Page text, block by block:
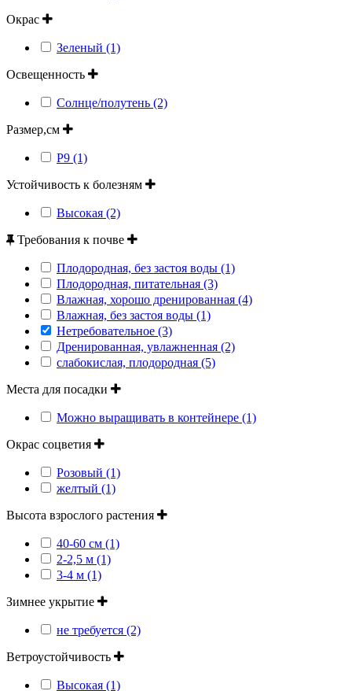
Окрас
Зеленый (1)
Освещенность
Солнце/полутень (2)
Размер,см
Р9 (1)
Устойчивость к болезням
Высокая (2)
Требования к почве
Плодородная, без застоя воды (1)
Плодородная, питательная (3)
Влажная, хорошо дренированная (4)
Влажная, без застоя воды (1)
Нетребовательное (3)
Дренированная, увлажненная (2)
слабокислая, плодородная (5)
Места для посадки
Можно выращивать в контейнере (1)
Окрас соцветия
Розовый (1)
желтый (1)
Высота взрослого растения
40-60 см (1)
2-2,5 м (1)
3-4 м (1)
Зимнее укрытие
не требуется (2)
Ветроустойчивость
Высокая (1)